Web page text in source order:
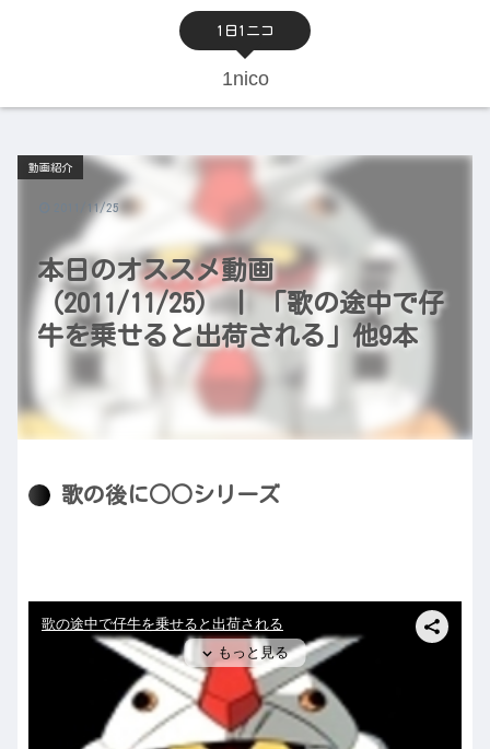
1日1ニコ
1nico
本日のオススメ動画
（2011/11/25） | 「歌の途中で仔
牛を乗せると出荷される」他9本
動画紹介
2011/11/25
歌の後に○○シリーズ